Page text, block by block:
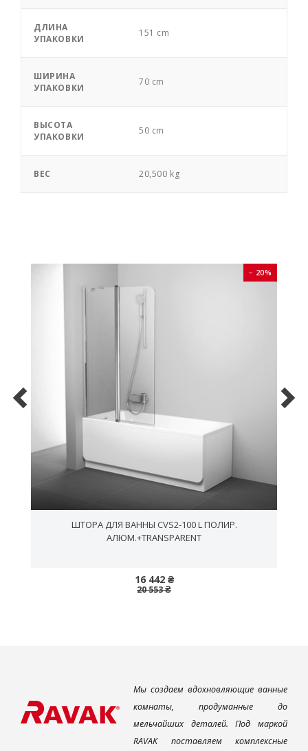
ДЛИНА
УПАКОВКИ
151 cm
ШИРИНА
УПАКОВКИ
70 cm
ВЫСОТА
УПАКОВКИ
50 cm
ВЕС 20,500 kg
− 20%
ШТОРА ДЛЯ ВАННЫ CVS2-100 L ПОЛИР.
АЛЮМ.+TRANSPARENT
16 442 ₴
20 553 ₴
Мы создаем вдохновляющие ванные
комнаты, продуманные до
мельчайших деталей. Под маркой
RAVAK поставляем комплексные